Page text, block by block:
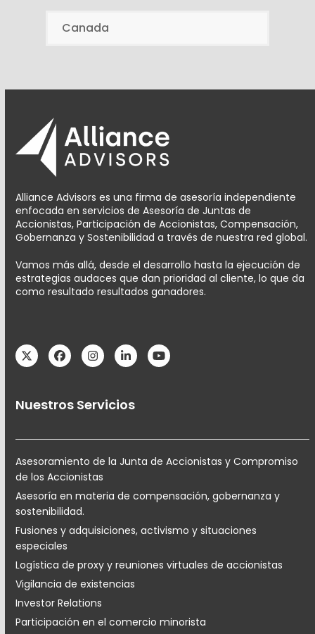
Canada
Alliance Advisors es una firma de asesoría independiente
enfocada en servicios de Asesoría de Juntas de
Accionistas, Participación de Accionistas, Compensación,
Gobernanza y Sostenibilidad a través de nuestra red global.
Vamos más allá, desde el desarrollo hasta la ejecución de
estrategias audaces que dan prioridad al cliente, lo que da
como resultado resultados ganadores.
TwitterFacebookInstagram
LinkedInYouTube
Nuestros Servicios
Asesoramiento de la Junta de Accionistas y Compromiso
de los Accionistas
Asesoría en materia de compensación, gobernanza y
sostenibilidad.
Fusiones y adquisiciones, activismo y situaciones
especiales
Logística de proxy y reuniones virtuales de accionistas
Vigilancia de existencias
Investor Relations
Participación en el comercio minorista